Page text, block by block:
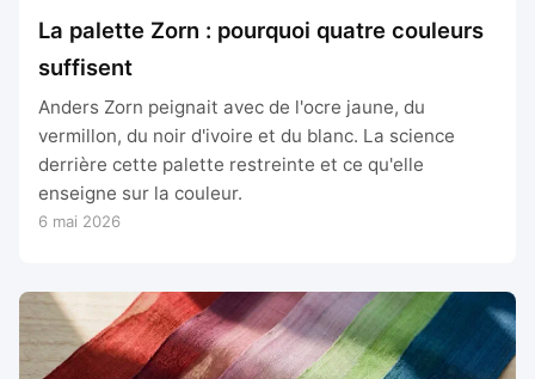
La palette Zorn : pourquoi quatre couleurs
suffisent
Anders Zorn peignait avec de l'ocre jaune, du
vermillon, du noir d'ivoire et du blanc. La science
derrière cette palette restreinte et ce qu'elle
enseigne sur la couleur.
6 mai 2026